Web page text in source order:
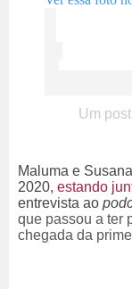
Um
Maluma e
2020, estando
entrevista ao
que passou a ter
chegada da